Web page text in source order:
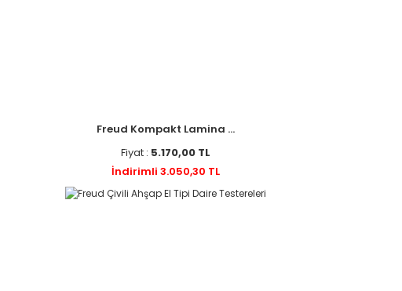
Freud Kompakt Lamina ...
Fiyat : 5.170,00 TL
İndirimli 3.050,30 TL